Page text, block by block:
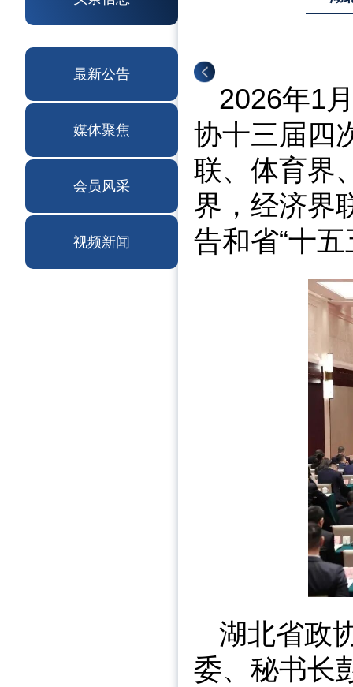
最新公告
媒体聚焦
会员风采
视频新闻
2026年1
协十三届四
联、体育界
界，经济界
告和省“十
湖北省政
委、秘书长